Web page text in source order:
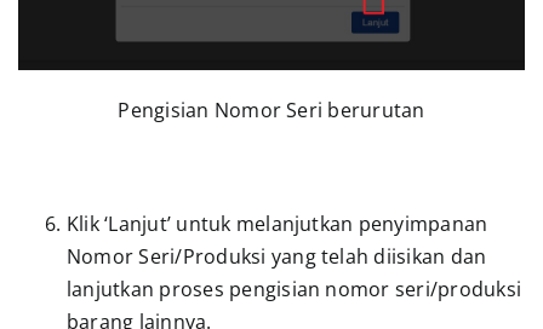
Pengisian Nomor Seri berurutan
Klik ‘Lanjut’ untuk melanjutkan penyimpanan
Nomor Seri/Produksi yang telah diisikan dan
lanjutkan proses pengisian nomor seri/produksi
barang lainnya.